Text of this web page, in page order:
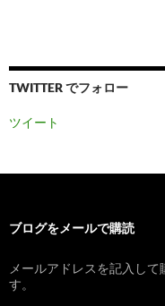
TWITTER でフォロー
ツイート
ブログをメールで購読
メールアドレスを記入し
す。